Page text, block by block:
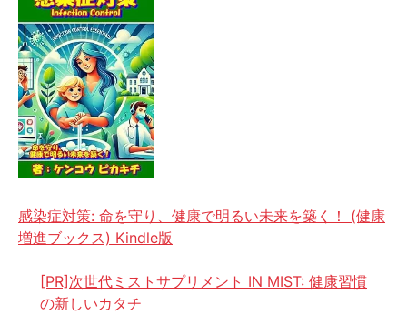
感染症対策: 命を守り、健康で明るい未来を築く！ (健康
増進ブックス) Kindle版
[PR]次世代ミストサプリメント IN MIST: 健康習慣
の新しいカタチ